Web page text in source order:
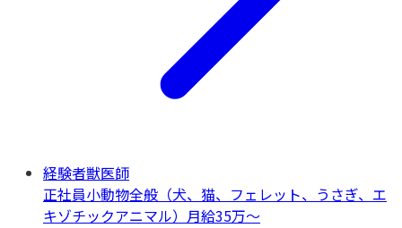
経験者獣医師
正社員小動物全般（犬、猫、フェレット、うさぎ、エ
キゾチックアニマル） 月給35万〜